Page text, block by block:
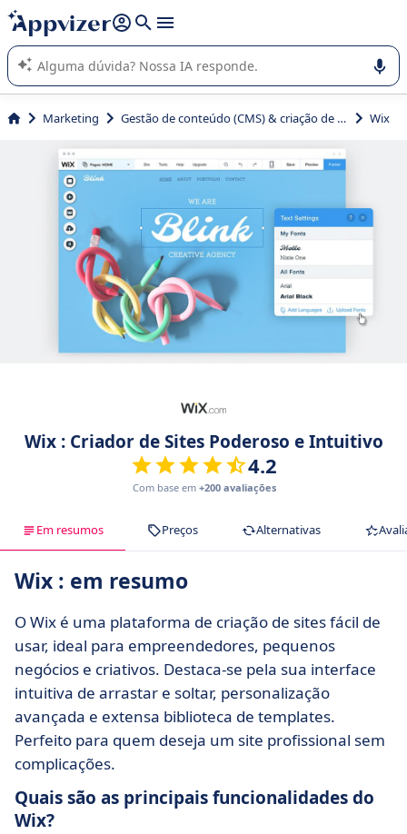
de nossa IA (várias linhas com
A IA do Appvizer o orienta no uso ou na seleção de software
SaaS para sua empresa.
Marketing Gestão de conteúdo (CMS) & criação de site Wix
Wix : Criador de Sites Poderoso e Intuitivo
4.2
Com base em +200 avaliações
Em resumos Preços Alternativas
Wix : em resumo
O Wix é uma plataforma de criação de sites fácil de
usar, ideal para empreendedores, pequenos
negócios e criativos. Destaca-se pela sua interface
intuitiva de arrastar e soltar, personalização
avançada e extensa biblioteca de templates.
Perfeito para quem deseja um site profissional sem
complicações.
Quais são as principais funcionalidades do
Wix?